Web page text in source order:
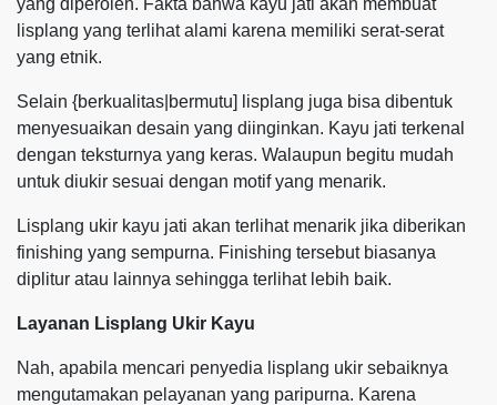
lisplang yang terlihat alami karena memiliki serat-serat
yang etnik.
Selain {berkualitas|bermutu] lisplang juga bisa dibentuk
menyesuaikan desain yang diinginkan. Kayu jati terkenal
dengan teksturnya yang keras. Walaupun begitu mudah
untuk diukir sesuai dengan motif yang menarik.
Lisplang ukir kayu jati akan terlihat menarik jika diberikan
finishing yang sempurna. Finishing tersebut biasanya
diplitur atau lainnya sehingga terlihat lebih baik.
Layanan Lisplang Ukir Kayu
Nah, apabila mencari penyedia lisplang ukir sebaiknya
mengutamakan pelayanan yang paripurna. Karena